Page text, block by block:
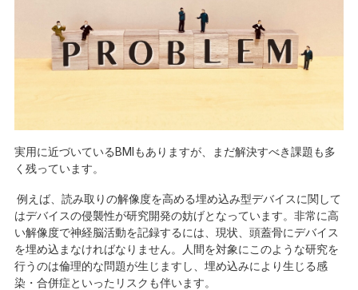
実用に近づいている BMI もありますが、まだ解決すべき課題も多
く残っています。
例えば、読み取りの解像度を高める埋め込み型デバイスに関して
はデバイスの侵襲性が研究開発の妨げとなっています。非常に高
い解像度で神経脳活動を記録するには、現状、頭蓋骨にデバイス
を埋め込まなければなりません。人間を対象にこのような研究を
行うのは倫理的な問題が生じますし、埋め込みにより生じる感
染・合併症といったリスクも伴います。